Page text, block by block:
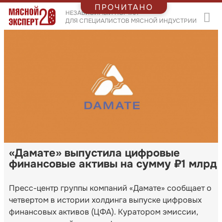
НЕЗАВИСИМЫЙ ПОРТАЛ
ДЛЯ СПЕЦИАЛИСТОВ МЯСНОЙ ИНДУСТРИИ
«Дамате» выпустила цифровые
финансовые активы на сумму ₽1 млрд
Пресс-центр группы компаний «Дамате» сообщает о
четвертом в истории холдинга выпуске цифровых
финансовых активов (ЦФА). Куратором эмиссии,
ПРОЧИТАНО